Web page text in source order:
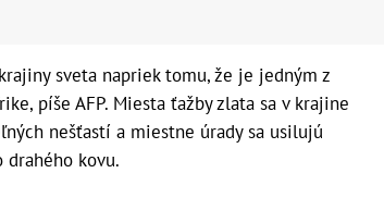
sveta napriek tomu, že je jedným z
píše AFP. Miesta ťažby zlata sa v krajine
nešťastí a miestne úrady sa usilujú
kovu.